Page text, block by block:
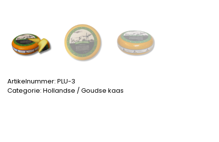
Artikelnummer: PLU-3
Categorie: Hollandse / Goudse kaas